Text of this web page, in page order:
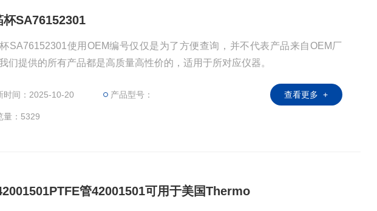
杯SA76152301
SA76152301使用OEM编号仅仅是为了方便查询，并不代表产品来自OEM厂
们提供的所有产品都是高质量高性价的，适用于所对应仪器。
时间：2025-10-20 产品型号：
量：5329
查看更多 +
管42001501可用于美国Thermo